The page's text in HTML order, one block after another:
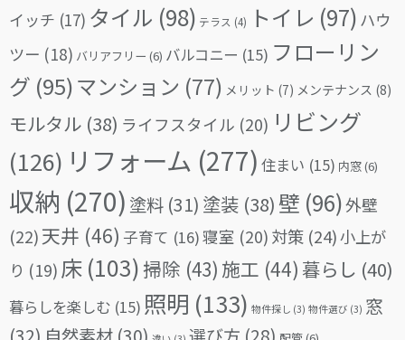
イッチ (17) タイル (98) テラス (4) トイレ (97) ハウ
ツー (18) バリアフリー (6) バルコニー (15) フローリン
グ (95)マンション (77) メリット (7) メンテナンス (8)
モルタル (38) ライフスタイル (20) リビング
(126) リフォーム (277) 住まい (15) 内窓(6)
収納 (270) 塗料 (31) 塗装 (38) 壁 (96)外壁
(22)天井 (46) 子育て (16)寝室 (20) 対策 (24)小上が
り (19) 床 (103)掃除 (43) 施工 (44) 暮らし (40)
暮らしを楽しむ (15) 照明 (133) 物件探し (3) 物件選び (3) 窓